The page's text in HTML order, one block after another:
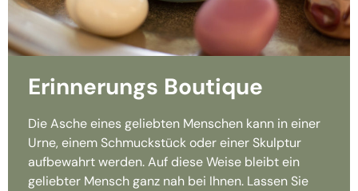
Erinnerungs Boutique
Die Asche eines geliebten Menschen kann in einer
Urne, einem Schmuckstück oder einer Skulptur
aufbewahrt werden. Auf diese Weise bleibt ein
geliebter Mensch ganz nah bei Ihnen. Lassen Sie